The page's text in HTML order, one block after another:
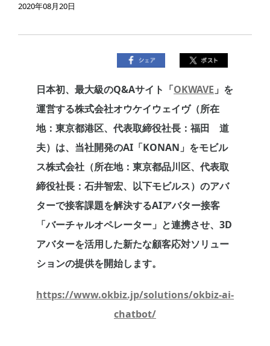
2020年08月20日
日本初、最大級のQ&Aサイト「OKWAVE 」を
運営する株式会社オウケイウェイヴ（所在
地：東京都港区、代表取締役社長：福田 道
夫）は、当社開発のAI「KONAN」をモビル
ス株式会社（所在地：東京都品川区、代表取
締役社長：石井智宏、以下モビルス）のアバ
ターで接客課題を解決するAIアバター接客
「バーチャルオペレーター」と連携させ、3D
アバターを活用した新たな顧客応対ソリュー
ションの提供を開始します。
https://www.okbiz.jp/solutions/okbiz-ai-
chatbot/